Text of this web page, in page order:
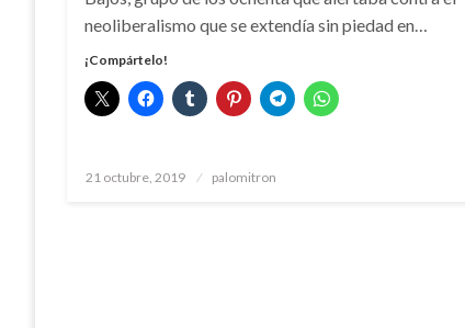
neoliberalismo que se extendía sin piedad en…
¡Compártelo!
Publicado
21 octubre, 2019 palomitron